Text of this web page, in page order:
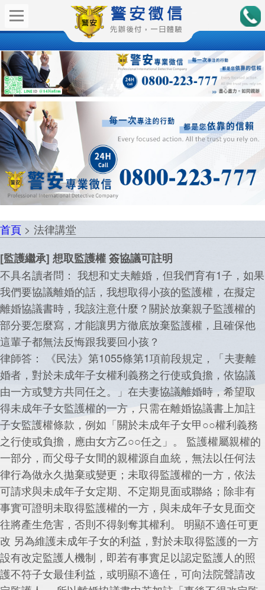
首頁 > 法律講堂
[監護繼承] 想取監護權 簽協議可註明
不具名讀者問： 我想和丈夫離婚，但我們育有1子，如果
我們要協議離婚的話，我想取得小孩的監護權，在擬定
離婚協議書時，我該注意什麼？關於放棄親子監護權的
部分要怎麼寫，才能讓男方徹底放棄監護權，且確保他
這輩子都無法反悔跟我要回小孩？
律師答： 《民法》第1055條第1項前段規定，「夫妻離
婚者，對於未成年子女權利義務之行使或負擔，依協議
由一方或雙方共同任之。」在夫妻協議離婚時，希望取
得未成年子女監護權的一方，只需在離婚協議書上加註
子女監護權條款，例如「關於未成年子女甲○○權利義務
之行使或負擔，應由女方乙○○任之」。 監護權屬親權的
一部分，而父母子女間的親權源自血統，無法以任何法
律行為做永久拋棄或變更；未取得監護權的一方，依法
可請求與未成年子女定期、不定期見面或聯絡；除非有
事實可證明未取得監護權的一方，與未成年子女見面交
往將產生危害，否則不得剝奪其權利。 明顯不適任可更
改 另為維護未成年子女的利益，對於未取得監護的一方
設有改定監護人機制，即若有事實足以認定監護人的照
護不符子女最佳利益，或明顯不適任，可向法院聲請改